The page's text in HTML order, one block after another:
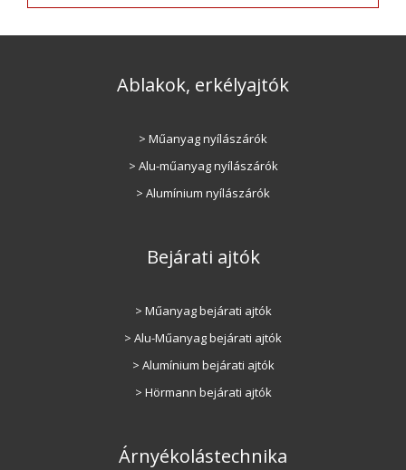
Ablakok, erkélyajtók
> Műanyag nyílászárók
> Alu-műanyag nyílászárók
> Alumínium nyílászárók
Bejárati ajtók
> Műanyag bejárati ajtók
> Alu-Műanyag bejárati ajtók
> Alumínium bejárati ajtók
> Hörmann bejárati ajtók
Árnyékolástechnika